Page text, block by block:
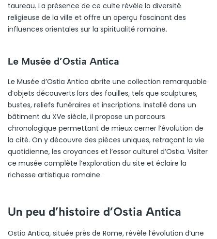
taureau. La présence de ce culte révèle la diversité
religieuse de la ville et offre un aperçu fascinant des
influences orientales sur la spiritualité romaine.
Le Musée d’Ostia Antica
Le Musée d’Ostia Antica abrite une collection remarquable
d’objets découverts lors des fouilles, tels que sculptures,
bustes, reliefs funéraires et inscriptions. Installé dans un
bâtiment du XVe siècle, il propose un parcours
chronologique permettant de mieux cerner l’évolution de
la cité. On y découvre des pièces uniques, retraçant la vie
quotidienne, les croyances et l’essor culturel d’Ostia. Visiter
ce musée complète l’exploration du site et éclaire la
richesse artistique romaine.
Un peu d’histoire d’Ostia Antica
Ostia Antica, située près de Rome, révèle l’évolution d’une